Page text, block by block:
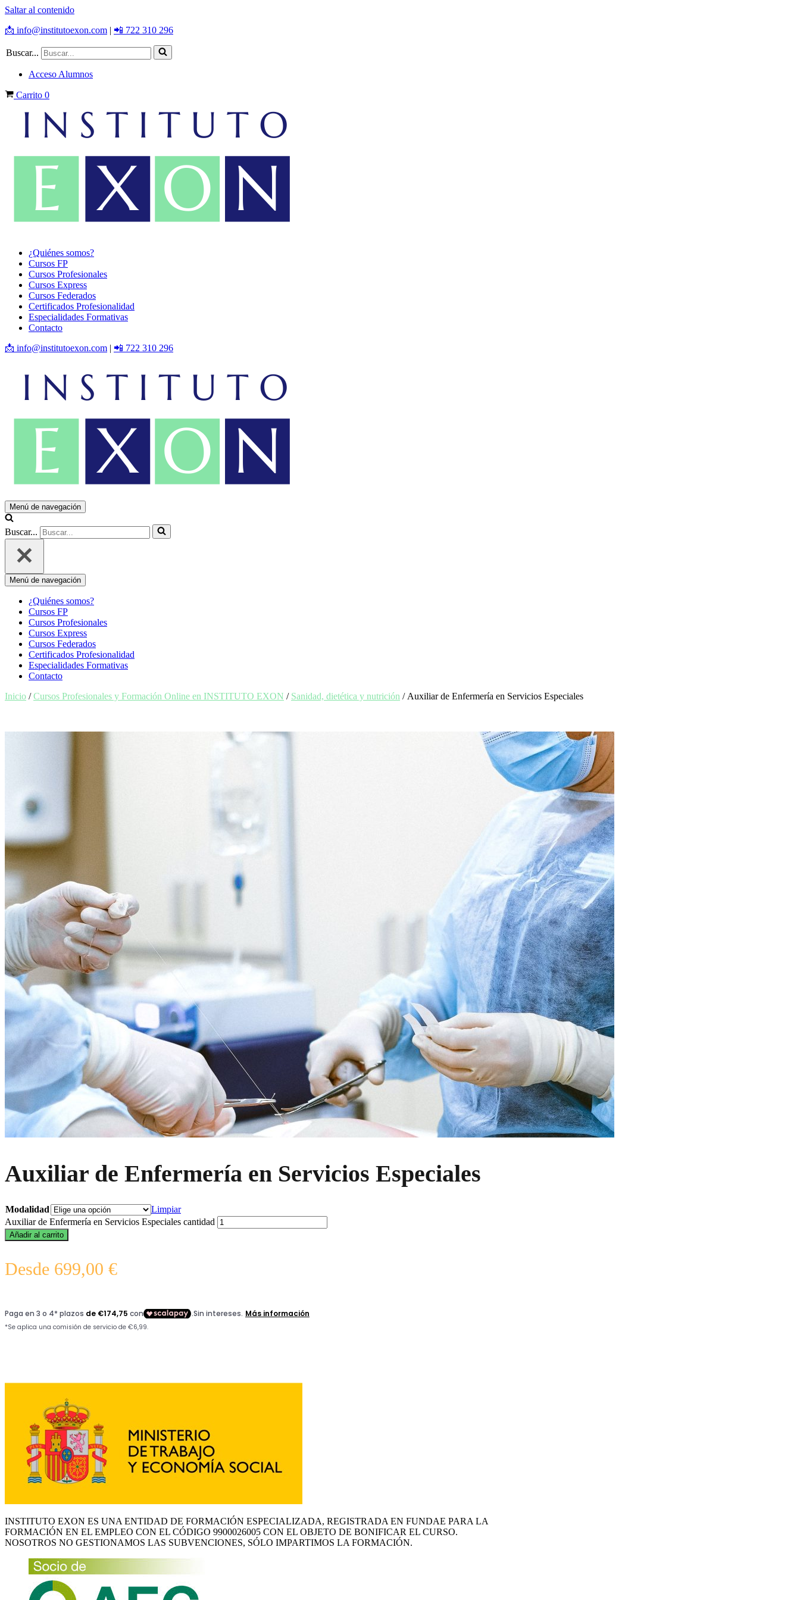
Saltar al contenido
📩 info@institutoexon.com | 📲 722 310 296
Buscar...
Acceso Alumnos
Carrito 0
¿Quiénes somos?
Cursos FP
Cursos Profesionales
Cursos Express
Cursos Federados
Certificados Profesionalidad
Especialidades Formativas
Contacto
📩 info@institutoexon.com | 📲 722 310 296
Menú de navegación
Buscar...
Menú de navegación
¿Quiénes somos?
Cursos FP
Cursos Profesionales
Cursos Express
Cursos Federados
Certificados Profesionalidad
Especialidades Formativas
Contacto
Inicio /Cursos Profesionales y Formación Online en INSTITUTO EXON / Sanidad, dietética y nutrición / Auxiliar de Enfermería en Servicios Especiales
Auxiliar de Enfermería en Servicios Especiales
Modalidad
Limpiar
Auxiliar de Enfermería en Servicios Especiales cantidad
Añadir al carrito
Desde 699,00 €
INSTITUTO EXON ES UNA ENTIDAD DE FORMACIÓN ESPECIALIZADA, REGISTRADA EN FUNDAE PARA LA
FORMACIÓN EN EL EMPLEO CON EL CÓDIGO 9900026005 CON EL OBJETO DE BONIFICAR EL CURSO.
NOSOTROS NO GESTIONAMOS LAS SUBVENCIONES, SÓLO IMPARTIMOS LA FORMACIÓN.